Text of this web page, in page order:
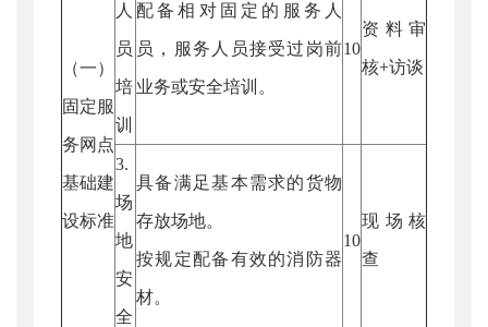
（一）
固定服
务网点
基础建
设标准
人
员
培
训
配备相对固定的服务人
员，服务人员接受过岗前
业务或安全培训。
10
资料审
核+访谈
3.
场
地
安
全
具备满足基本需求的货物
存放场地。
按规定配备有效的消防器
材。
10
现场核
查